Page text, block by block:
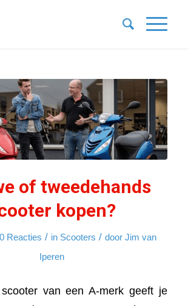
of tweedehands
kopen?
0 Reacties / in Scooters / door Jim van
Iperen
van een A-merk geeft je